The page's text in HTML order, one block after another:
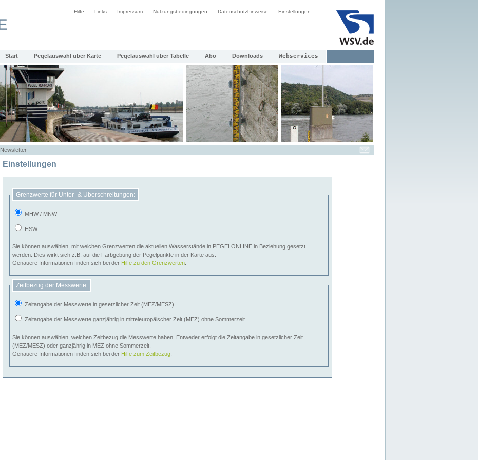
Hilfe Links Impressum Nutzungsbedingungen Datenschutzhinweise Einstellungen
Start Pegelauswahl über Karte Pegelauswahl über Tabelle Abo Downloads Webservices
Newsletter
Einstellungen
Grenzwerte für Unter- & Überschreitungen:
MHW / MNW
HSW
Sie können auswählen, mit welchen Grenzwerten die aktuellen Wasserstände in PEGELONLINE in Beziehung gesetzt
werden. Dies wirkt sich z.B. auf die Farbgebung der Pegelpunkte in der Karte aus.
Genauere Informationen finden sich bei der Hilfe zu den Grenzwerten
Zeitbezug der Messwerte:
Zeitangabe der Messwerte in gesetzlicher Zeit (MEZ/MESZ)
Zeitangabe der Messwerte ganzjährig in mitteleuropäischer Zeit (MEZ) ohne Sommerzeit
Sie können auswählen, welchen Zeitbezug die Messwerte haben. Entweder erfolgt die Zeitangabe in gesetzlicher Zeit
(MEZ/MESZ) oder ganzjährig in MEZ ohne Sommerzeit.
Genauere Informationen finden sich bei der Hilfe zum Zeitbezug